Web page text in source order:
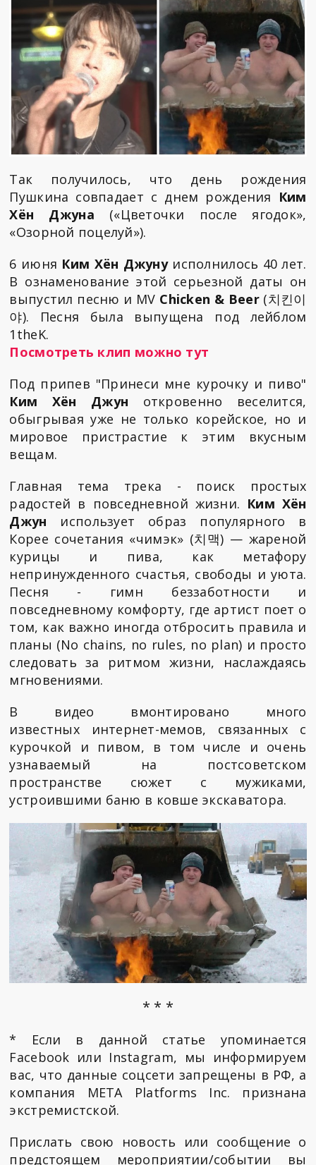
Так получилось, что день рождения
Пушкина совпадает с днем рождения Ким
Хён Джуна («Цветочки после ягодок»,
«Озорной поцелуй»).
6 июня Ким Хён Джунуисполнилось 40 лет.
В ознаменование этой серьезной даты он
выпустил песню и MV Chicken & Beer (치킨이
야). Песня была выпущена под лейблом
1theK.
Посмотреть клип можно тут
Под припев "Принеси мне курочку и пиво"
Ким Хён Джун откровенно веселится,
обыгрывая уже не только корейское, но и
мировое пристрастие к этим вкусным
вещам.
Главная тема трека - поиск простых
радостей в повседневной жизни. Ким Хён
Джун использует образ популярного в
Корее сочетания «чимэк» (치맥) — жареной
курицы и пива, как метафору
непринужденного счастья, свободы и уюта.
Песня - гимн беззаботности и
повседневному комфорту, где артист поет о
том, как важно иногда отбросить правила и
планы (No chains, no rules, no plan) и просто
следовать за ритмом жизни, наслаждаясь
мгновениями.
В видео вмонтировано много
известных интернет-мемов, связанных с
курочкой и пивом, в том числе и очень
узнаваемый на постсоветском
пространстве сюжет с мужиками,
устроившими баню в ковше экскаватора.
* * *
* Если в данной статье упоминается
Facebook или Instagram, мы информируем
вас, что данные соцсети запрещены в РФ, а
компания META Platforms Inc. признана
экстремистской.
Прислать свою новость или сообщение о
предстоящем мероприятии/событии вы